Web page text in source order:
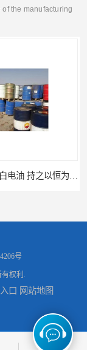
the manufacturing
氢清洗剂 现款交易
洗剂回收 诚信为先
号
权利.
口 网站地图